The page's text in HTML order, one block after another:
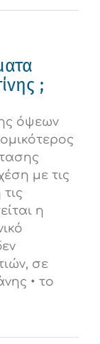
;
όψεων
με τις
η
σε
• το